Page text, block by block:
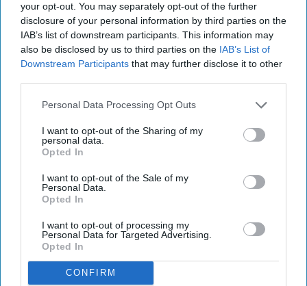
your opt-out. You may separately opt-out of the further
disclosure of your personal information by third parties on the
IAB’s list of downstream participants. This information may
also be disclosed by us to third parties on the IAB’s List of
Downstream Participants that may further disclose it to other
Personal Data Processing Opt Outs
I want to opt-out of the Sharing of my
personal data.
Opted In
I want to opt-out of the Sale of my
Personal Data.
Opted In
I want to opt-out of processing my
Personal Data for Targeted Advertising.
Opted In
CONFIRM
according to CoStar. The number of rooms
declined, while the number of projects remained
similar, with 10 fewer hotels than a year earlier.
About 136,990 rooms were under construction in
March, down 5.4 percent from March 2025,CoStar
data showed . Final planning included 247,728
were in planning, down 7.3 percent.
Newsletter
Subscribe to our weekly newsletter here